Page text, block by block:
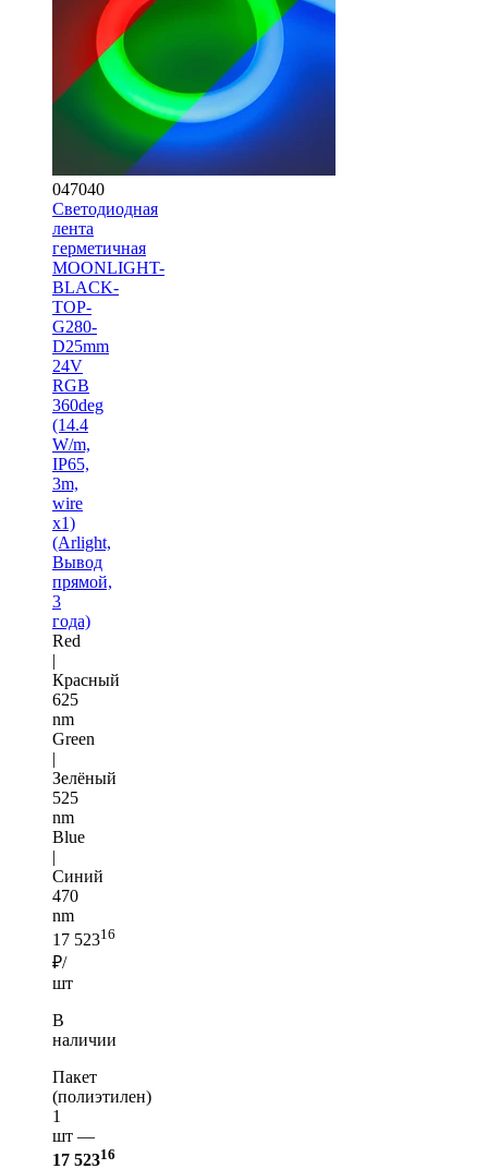
047040
Светодиодная
лента
герметичная
MOONLIGHT-
BLACK-
TOP-
G280-
D25mm
24V
RGB
360deg
(14.4
W/m,
IP65,
3m,
wire
x1)
(Arlight,
Вывод
прямой,
3
года)
Red
|
Красный
625
nm
Green
|
Зелёный
525
nm
Blue
|
Синий
470
nm
17 52316
₽/
шт
В
наличии
Пакет
(полиэтилен)
1
шт —
17 52316